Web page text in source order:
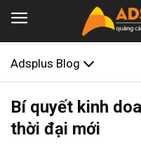
Adsplus Blog
Bí quyết kinh
thời đại mới